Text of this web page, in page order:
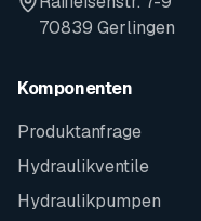
70839 Gerlingen
Komponenten
Produktanfrage
Hydraulikventile
Hydraulikpumpen